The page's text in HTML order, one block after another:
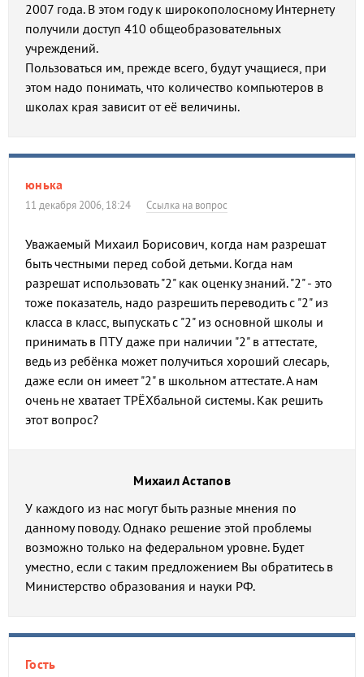
2007 года. В этом году к широкополосному Интернету
получили доступ 410 общеобразовательных
учреждений.
Пользоваться им, прежде всего, будут учащиеся, при
этом надо понимать, что количество компьютеров в
школах края зависит от её величины.
юнька
11 декабря 2006, 18:24 Ссылка на вопрос
Уважаемый Михаил Борисович, когда нам разрешат
быть честными перед собой детьми. Когда нам
разрешат использовать "2" как оценку знаний. "2" - это
тоже показатель, надо разрешить переводить с "2" из
класса в класс, выпускать с "2" из основной школы и
принимать в ПТУ даже при наличии "2" в аттестате,
ведь из ребёнка может получиться хороший слесарь,
даже если он имеет "2" в школьном аттестате. А нам
очень не хватает ТРЁХбальной системы. Как решить
этот вопрос?
Михаил Астапов
У каждого из нас могут быть разные мнения по
данному поводу. Однако решение этой проблемы
возможно только на федеральном уровне. Будет
уместно, если с таким предложением Вы обратитесь в
Министерство образования и науки РФ.
Гость